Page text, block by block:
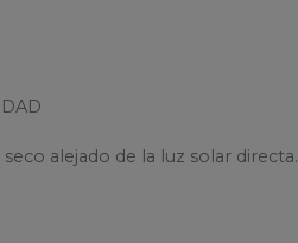
alejado de la luz solar directa.